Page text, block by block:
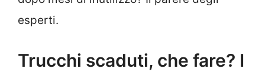
esperti.
Trucchi scaduti, che fare? I